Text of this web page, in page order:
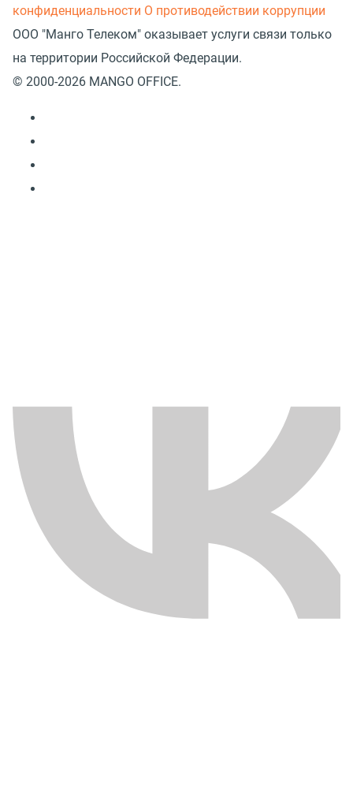
конфиденциальности О противодействии коррупции
ООО "Манго Телеком" оказывает услуги связи только
на территории Российской Федерации.
© 2000-2026 MANGO OFFICE.